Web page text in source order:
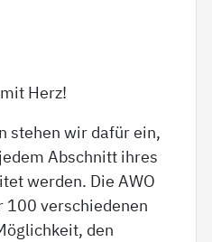
Herz!
stehen wir dafür ein,
Abschnitt ihres
werden. Die AWO
verschiedenen
den